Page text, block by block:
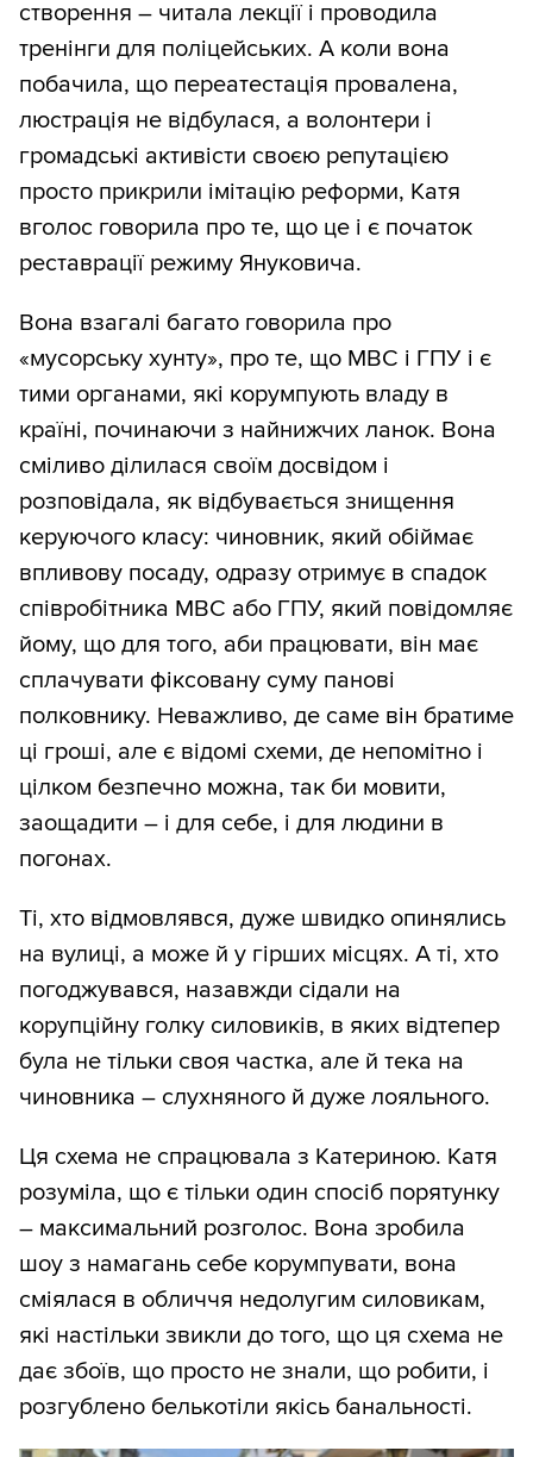
створення – читала лекції і проводила
тренінги для поліцейських. А коли вона
побачила, що переатестація провалена,
люстрація не відбулася, а волонтери і
громадські активісти своєю репутацією
просто прикрили імітацію реформи, Катя
вголос говорила про те, що це і є початок
реставрації режиму Януковича.
Вона взагалі багато говорила про
«мусорську хунту», про те, що МВС і ГПУ і є
тими органами, які корумпують владу в
країні, починаючи з найнижчих ланок. Вона
сміливо ділилася своїм досвідом і
розповідала, як відбувається знищення
керуючого класу: чиновник, який обіймає
впливову посаду, одразу отримує в спадок
співробітника МВС або ГПУ, який повідомляє
йому, що для того, аби працювати, він має
сплачувати фіксовану суму панові
полковнику. Неважливо, де саме він братиме
ці гроші, але є відомі схеми, де непомітно і
цілком безпечно можна, так би мовити,
заощадити – і для себе, і для людини в
погонах.
Ті, хто відмовлявся, дуже швидко опинялись
на вулиці, а може й у гірших місцях. А ті, хто
погоджувався, назавжди сідали на
корупційну голку силовиків, в яких відтепер
була не тільки своя частка, але й тека на
чиновника – слухняного й дуже лояльного.
Ця схема не спрацювала з Катериною. Катя
розуміла, що є тільки один спосіб порятунку
– максимальний розголос. Вона зробила
шоу з намагань себе корумпувати, вона
сміялася в обличчя недолугим силовикам,
які настільки звикли до того, що ця схема не
дає збоїв, що просто не знали, що робити, і
розгублено белькотіли якісь банальності.